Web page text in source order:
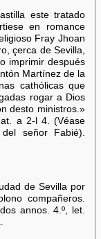
este tratado
en romance
Fray Jhoan
çerca de Sevilla,
imprimir después
Martínez de la
cathólicas que
rogar a Dios
desto ministros.»
a 2-l 4. (Véase
señor Fabié).
de Sevilla por
compañeros.
annos. 4.º, let.